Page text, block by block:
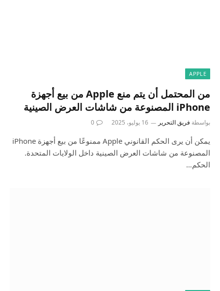
APPLE
من المحتمل أن يتم منع Apple من بيع أجهزة
iPhone المصنوعة من شاشات العرض الصينية
بواسطة فريق التحرير 16 يوليو، 2025 0
يمكن أن يرى الحكم القانوني Apple ممنوعًا من بيع أجهزة iPhone
المصنوعة من شاشات العرض الصينية داخل الولايات المتحدة.
الحكم…